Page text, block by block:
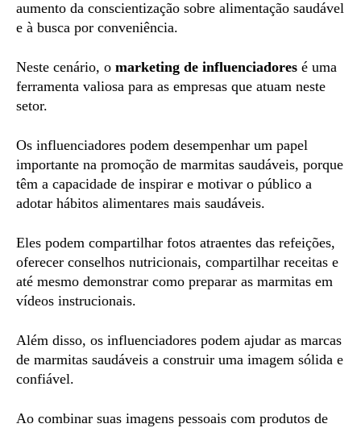
aumento da conscientização sobre alimentação saudável
e à busca por conveniência.
Neste cenário, o marketing de influenciadores é uma
ferramenta valiosa para as empresas que atuam neste
setor.
Os influenciadores podem desempenhar um papel
importante na promoção de marmitas saudáveis, ​​porque
têm a capacidade de inspirar e motivar o público a
adotar hábitos alimentares mais saudáveis.
Eles podem compartilhar fotos atraentes das refeições,
oferecer conselhos nutricionais, compartilhar receitas e
até mesmo demonstrar como preparar as marmitas em
vídeos instrucionais.
Além disso, os influenciadores podem ajudar as marcas
de marmitas saudáveis ​​a construir uma imagem sólida e
confiável.
Ao combinar suas imagens pessoais com produtos de